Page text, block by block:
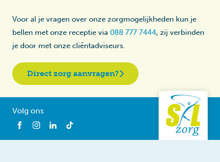
Voor al je vragen over onze zorgmogelijkheden kun je
bellen met onze receptie via 088 777 7444, zij verbinden
je door met onze cliëntadviseurs.
Direct zorg aanvragen?
Volg ons